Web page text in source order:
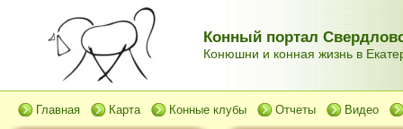
Конный портал
Конюшни и конная жизнь в
Главная Карта Конные клубы Отчеты Видео